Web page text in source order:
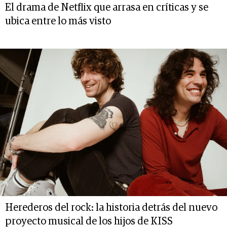
El drama de Netflix que arrasa en críticas y se
ubica entre lo más visto
Herederos del rock: la historia detrás del nuevo
proyecto musical de los hijos de KISS